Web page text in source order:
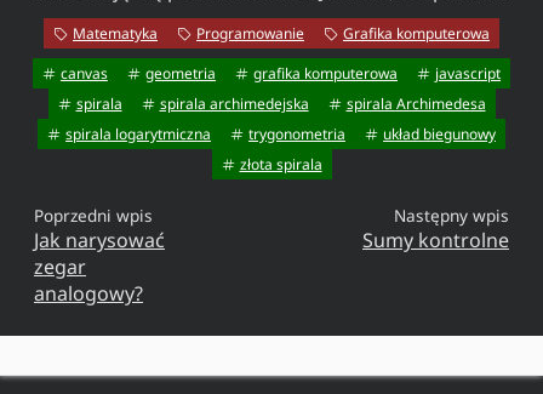
Matematyka Programowanie
Grafika komputerowa
canvas
geometria grafika komputerowa
javascript
spirala
spirala archimedejska
spirala Archimedesa
spirala logarytmiczna
trygonometria
układ biegunowy
złota spirala
Poprzedni wpis
Jak narysować
zegar
analogowy?
Następny wpis
Sumy kontrolne